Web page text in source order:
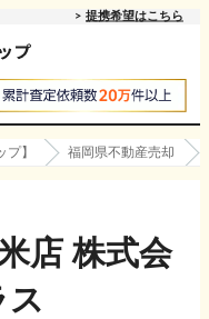
提携希望はこちら
】 福岡県不動産売却
店 株式会
ス